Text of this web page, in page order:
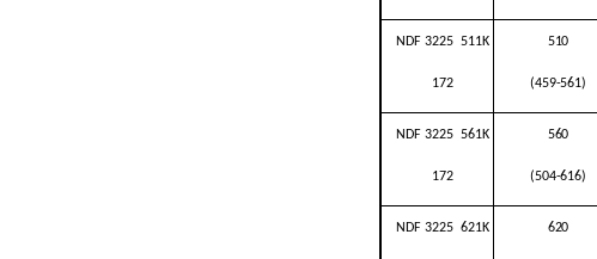
NDF 3225 511K
172
510
(459-561)
NDF 3225 561K
172
560
(504-616)
NDF 3225 621K 620